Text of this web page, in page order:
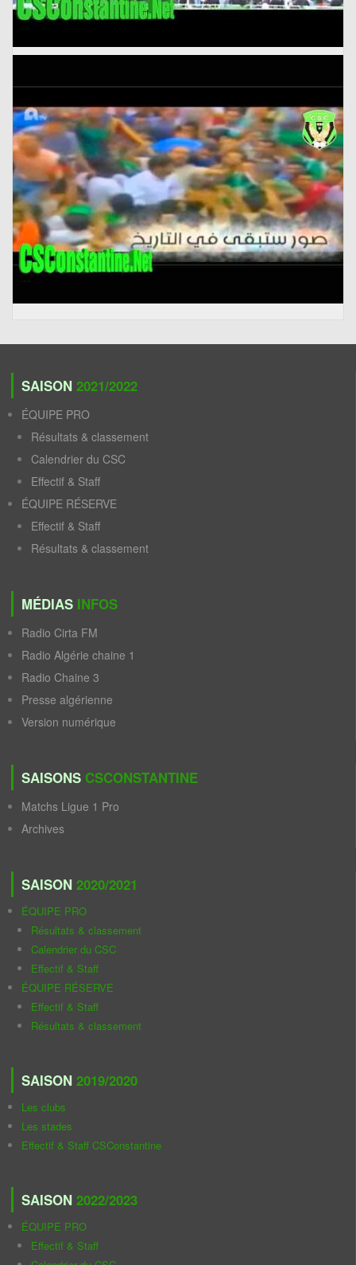
SAISON 2021/2022
ÉQUIPE PRO
Résultats & classement
Calendrier du CSC
Effectif & Staff
ÉQUIPE RÉSERVE
Effectif & Staff
Résultats & classement
MÉDIAS INFOS
Radio Cirta FM
Radio Algérie chaine 1
Radio Chaine 3
Presse algérienne
Version numérique
SAISONS CSCONSTANTINE
Matchs Ligue 1 Pro
Archives
SAISON 2020/2021
ÉQUIPE PRO
Résultats & classement
Calendrier du CSC
Effectif & Staff
ÉQUIPE RÉSERVE
Effectif & Staff
Résultats & classement
SAISON 2019/2020
Les clubs
Les stades
Effectif & Staff CSConstantine
SAISON 2022/2023
ÉQUIPE PRO
Effectif & Staff